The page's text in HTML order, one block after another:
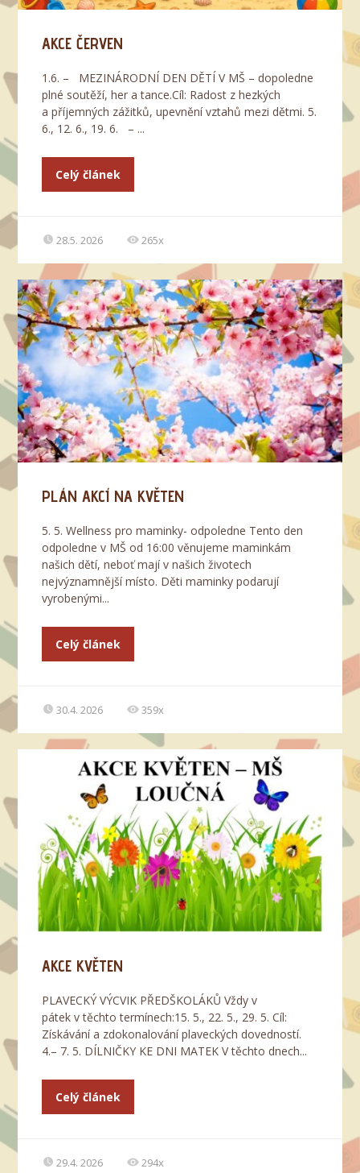
AKCE ČERVEN
1.6. – MEZINÁRODNÍ DEN DĚTÍ V MŠ – dopoledne
plné soutěží, her a tance.Cíl: Radost z hezkých
a příjemných zážitků, upevnění vztahů mezi dětmi. 5.
6., 12. 6., 19. 6. – ...
Celý článek
28.5. 2026 265x
PLÁN AKCÍ NA KVĚTEN
5. 5. Wellness pro maminky- odpoledne Tento den
odpoledne v MŠ od 16:00 věnujeme maminkám
našich dětí, neboť mají v našich životech
nejvýznamnější místo. Děti maminky podarují
vyrobenými...
Celý článek
30.4. 2026 359x
AKCE KVĚTEN
PLAVECKÝ VÝCVIK PŘEDŠKOLÁKŮ Vždy v
pátek v těchto termínech:​15. 5., 22. 5., 29. 5. Cíl:
Získávání a zdokonalování plaveckých dovedností.
4.– 7. 5. DÍLNIČKY KE DNI MATEK V těchto dnech...
Celý článek
29.4. 2026 294x